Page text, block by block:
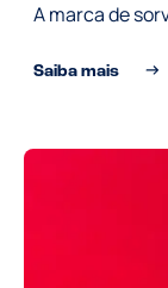
A marca de
Saiba mais